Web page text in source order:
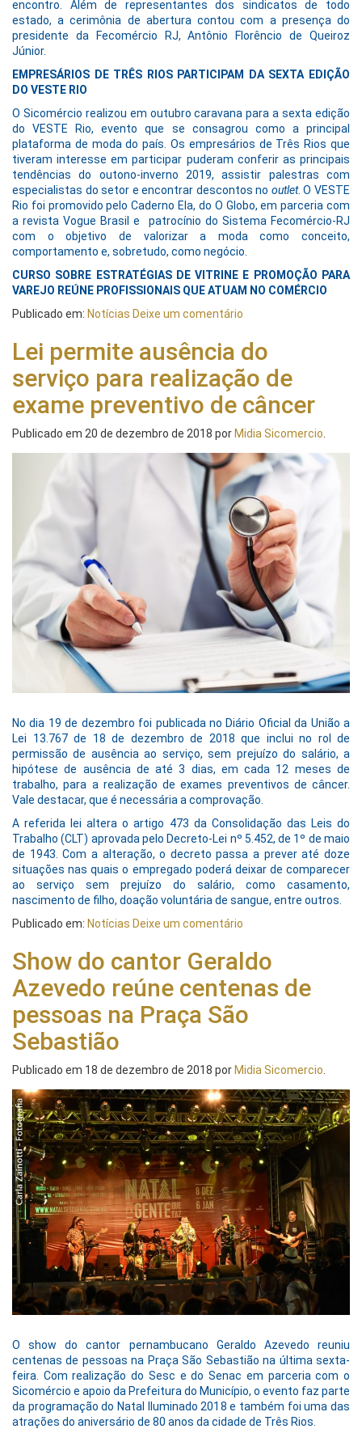
encontro. Além de representantes dos sindicatos de todo
estado, a cerimônia de abertura contou com a presença do
presidente da Fecomércio RJ, Antônio Florêncio de Queiroz
Júnior.
EMPRESÁRIOS DE TRÊS RIOS PARTICIPAM DA SEXTA EDIÇÃO
DO VESTE RIO
O Sicomércio realizou em outubro caravana para a sexta edição
do VESTE Rio, evento que se consagrou como a principal
plataforma de moda do país. Os empresários de Três Rios que
tiveram interesse em participar puderam conferir as principais
tendências do outono-inverno 2019, assistir palestras com
especialistas do setor e encontrar descontos no outlet. O VESTE
Rio foi promovido pelo Caderno Ela, do O Globo, em parceria com
a revista Vogue Brasil e patrocínio do Sistema Fecomércio-RJ
com o objetivo de valorizar a moda como conceito,
comportamento e, sobretudo, como negócio.
CURSO SOBRE ESTRATÉGIAS DE VITRINE E PROMOÇÃO PARA
VAREJO REÚNE PROFISSIONAIS QUE ATUAM NO COMÉRCIO
Publicado em: Notícias Deixe um comentário
Lei permite ausência do
serviço para realização de
exame preventivo de câncer
Publicado em 20 de dezembro de 2018 por Midia Sicomercio
No dia 19 de dezembro foi publicada no Diário Oficial da União a
Lei 13.767 de 18 de dezembro de 2018 que inclui no rol de
permissão de ausência ao serviço, sem prejuízo do salário, a
hipótese de ausência de até 3 dias, em cada 12 meses de
trabalho, para a realização de exames preventivos de câncer.
Vale destacar, que é necessária a comprovação.
A referida lei altera o artigo 473 da Consolidação das Leis do
Trabalho (CLT) aprovada pelo Decreto-Lei nº 5.452, de 1º de maio
de 1943. Com a alteração, o decreto passa a prever até doze
situações nas quais o empregado poderá deixar de comparecer
ao serviço sem prejuízo do salário, como casamento,
nascimento de filho, doação voluntária de sangue, entre outros.
Publicado em: Notícias Deixe um comentário
Show do cantor Geraldo
Azevedo reúne centenas de
pessoas na Praça São
Sebastião
Publicado em 18 de dezembro de 2018 por Midia Sicomercio.
O show do cantor pernambucano Geraldo Azevedo reuniu
centenas de pessoas na Praça São Sebastião na última sexta-
feira. Com realização do Sesc e do Senac em parceria com o
Sicomércio e apoio da Prefeitura do Município, o evento faz parte
da programação do Natal Iluminado 2018 e também foi uma das
atrações do aniversário de 80 anos da cidade de Três Rios.